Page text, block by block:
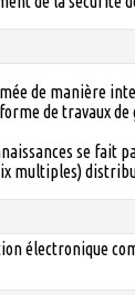
de manière
de travaux de
se fait
multiples)
électronique